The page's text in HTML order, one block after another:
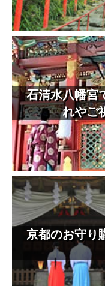
石清水八幡宮
れやご
京都のお守り